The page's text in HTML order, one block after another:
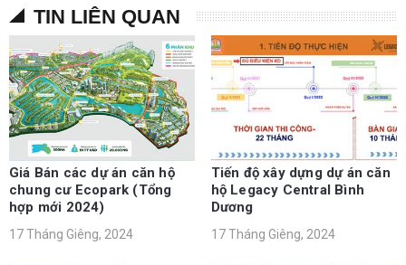
TIN LIÊN QUAN
Giá Bán các dự án căn hộ
chung cư Ecopark (Tổng
hợp mới 2024)
17 Tháng Giêng, 2024
Tiến độ xây dựng dự án căn
hộ Legacy Central Bình
Dương
17 Tháng Giêng, 2024